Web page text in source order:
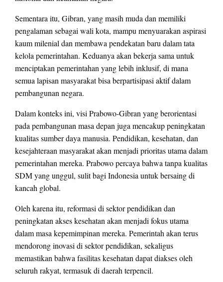
Sementara itu, Gibran, yang masih muda dan memiliki
pengalaman sebagai wali kota, mampu menyuarakan aspirasi
kaum milenial dan membawa pendekatan baru dalam tata
kelola pemerintahan. Keduanya akan bekerja sama untuk
menciptakan pemerintahan yang lebih inklusif, di mana
semua lapisan masyarakat bisa berpartisipasi aktif dalam
pembangunan negara.
Dalam konteks ini, visi Prabowo-Gibran yang berorientasi
pada pembangunan masa depan juga mencakup peningkatan
kualitas sumber daya manusia. Pendidikan, kesehatan, dan
kesejahteraan masyarakat akan menjadi prioritas utama dalam
pemerintahan mereka. Prabowo percaya bahwa tanpa kualitas
SDM yang unggul, sulit bagi Indonesia untuk bersaing di
kancah global.
Oleh karena itu, reformasi di sektor pendidikan dan
peningkatan akses kesehatan akan menjadi fokus utama
dalam masa kepemimpinan mereka. Pemerintah akan terus
mendorong inovasi di sektor pendidikan, sekaligus
memastikan bahwa fasilitas kesehatan dapat diakses oleh
seluruh rakyat, termasuk di daerah terpencil.